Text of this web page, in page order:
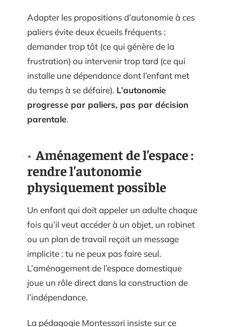
Adapter les propositions d’autonomie à ces
paliers évite deux écueils fréquents :
demander trop tôt (ce qui génère de la
frustration) ou intervenir trop tard (ce qui
installe une dépendance dont l’enfant met
du temps à se défaire). L’autonomie
progresse par paliers, pas par décision
parentale.
Aménagement de l’espace :
rendre l’autonomie
physiquement possible
Un enfant qui doit appeler un adulte chaque
fois qu’il veut accéder à un objet, un robinet
ou un plan de travail reçoit un message
implicite : tu ne peux pas faire seul.
L’aménagement de l’espace domestique
joue un rôle direct dans la construction de
l’indépendance.
La pédagogie Montessori insiste sur ce